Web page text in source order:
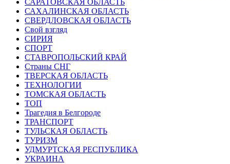
САХАЛИНСКАЯ ОБЛАСТЬ
СВЕРДЛОВСКАЯ ОБЛАСТЬ
Свой взгляд
СИРИЯ
СПОРТ
СТАВРОПОЛЬСКИЙ КРАЙ
Страны СНГ
ТВЕРСКАЯ ОБЛАСТЬ
ТЕХНОЛОГИИ
ТОМСКАЯ ОБЛАСТЬ
ТОП
Трагедия в Белгороде
ТРАНСПОРТ
ТУЛЬСКАЯ ОБЛАСТЬ
ТУРИЗМ
УДМУРТСКАЯ РЕСПУБЛИКА
УКРАИНА